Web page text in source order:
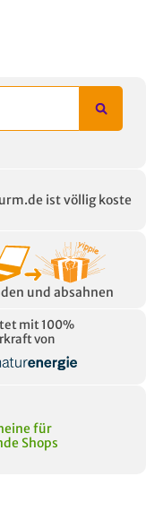
ist völlig koste
und absahnen
mit 100%
von
für
Shops